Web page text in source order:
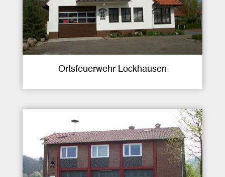
Ortsfeuerwehr Lockhausen